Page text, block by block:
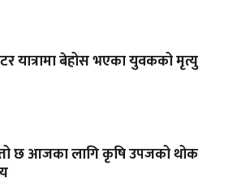
यात्रामा बेहोस भएका युवकको मृत्यु
छ आजका लागि कृषि उपजको थोक